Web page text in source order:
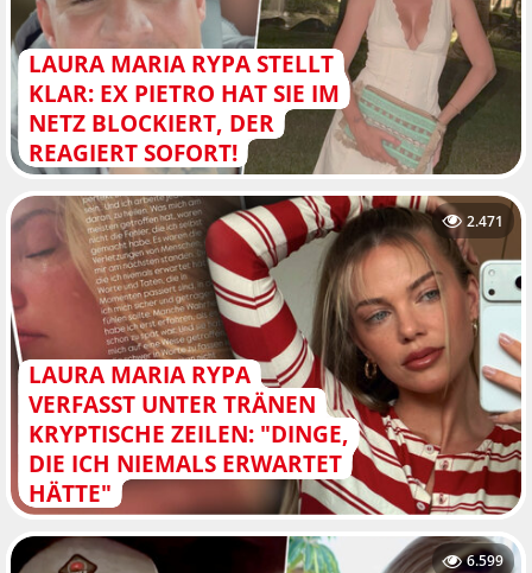
LAURA MARIA RYPA STELLT
KLAR: EX PIETRO HAT SIE IM
NETZ BLOCKIERT, DER
REAGIERT SOFORT!
LAURA MARIA RYPA
VERFASST UNTER TRÄNEN
KRYPTISCHE ZEILEN: "DINGE,
DIE ICH NIEMALS ERWARTET
HÄTTE"
2.471
6.599